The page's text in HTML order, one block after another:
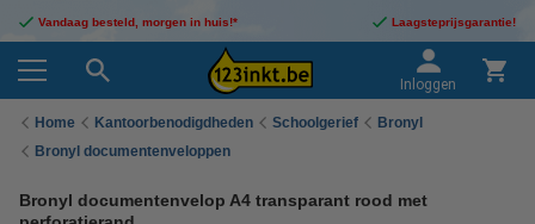
Vandaag besteld, morgen in huis!* Laagsteprijsgarantie!
Inloggen
Home Kantoorbenodigdheden Schoolgerief
Bronyl
Bronyl documentenveloppen
Bronyl documentenvelop A4 transparant rood met